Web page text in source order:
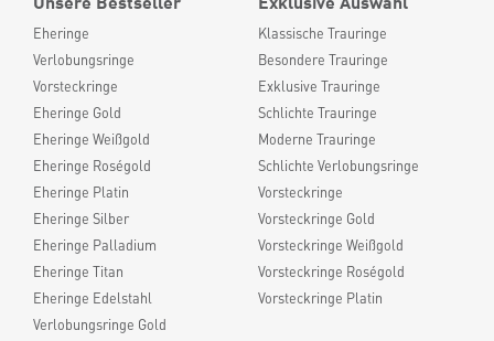
Eheringe
Verlobungsringe
Vorsteckringe
Eheringe Gold
Eheringe Weißgold
Eheringe Roségold
Eheringe Platin
Eheringe Silber
Eheringe Palladium
Eheringe Titan
Eheringe Edelstahl
Verlobungsringe Gold
Klassische Trauringe
Besondere Trauringe
Exklusive Trauringe
Schlichte Trauringe
Moderne Trauringe
Schlichte Verlobungsringe
Vorsteckringe
Vorsteckringe Gold
Vorsteckringe Weißgold
Vorsteckringe Roségold
Vorsteckringe Platin